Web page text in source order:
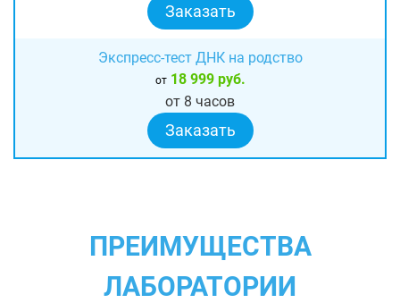
Заказать
Экспресс-тест ДНК на родство
от18 999 руб.
от 8 часов
Заказать
ПРЕИМУЩЕСТВА
ЛАБОРАТОРИИ